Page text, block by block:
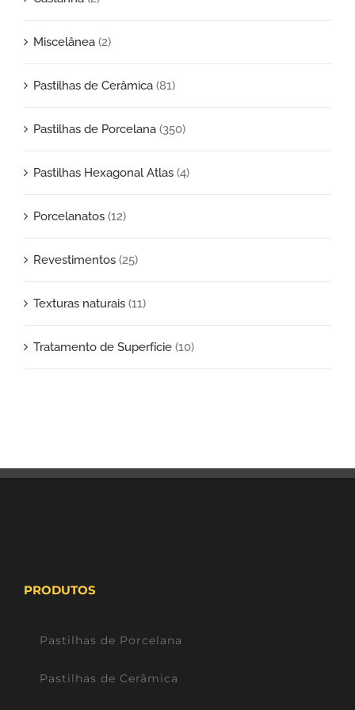
Miscelânea (2)
Pastilhas de Cerâmica (81)
Pastilhas de Porcelana (350)
Pastilhas Hexagonal Atlas (4)
Porcelanatos (12)
Revestimentos (25)
Texturas naturais (11)
Tratamento de Superfície (10)
PRODUTOS
Pastilhas de Porcelana
Pastilhas de Cerâmica